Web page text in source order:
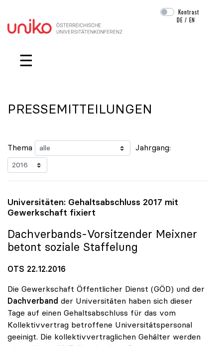
Navigation überspringen
Kontrast
DE /EN
☰
PRESSEMITTEILUNGEN
Thema Jahrgang:
Universitäten: Gehaltsabschluss 2017 mit
Gewerkschaft fixiert
Dachverbands-Vorsitzender Meixner
betont soziale Staffelung
OTS 22.12.2016
Die Gewerkschaft Öffentlicher Dienst (GÖD) und der
Dachverband der Universitäten haben sich dieser
Tage auf einen Gehaltsabschluss für das vom
Kollektivvertrag betroffene Universitätspersonal
geeinigt. Die kollektivvertraglichen Gehälter werden